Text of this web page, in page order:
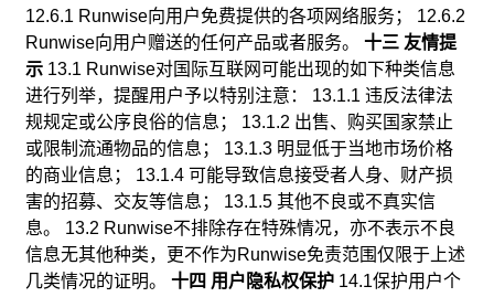
12.6.1 Runwise向用户免费提供的各项网络服务； 12.6.2
Runwise向用户赠送的任何产品或者服务。 十三 友情提
示 13.1 Runwise对国际互联网可能出现的如下种类信息
进行列举，提醒用户予以特别注意： 13.1.1 违反法律法
规规定或公序良俗的信息； 13.1.2 出售、购买国家禁止
或限制流通物品的信息； 13.1.3 明显低于当地市场价格
的商业信息； 13.1.4 可能导致信息接受者人身、财产损
害的招募、交友等信息； 13.1.5 其他不良或不真实信
息。 13.2 Runwise不排除存在特殊情况，亦不表示不良
信息无其他种类，更不作为Runwise免责范围仅限于上述
几类情况的证明。 十四 用户隐私权保护 14.1保护用户个